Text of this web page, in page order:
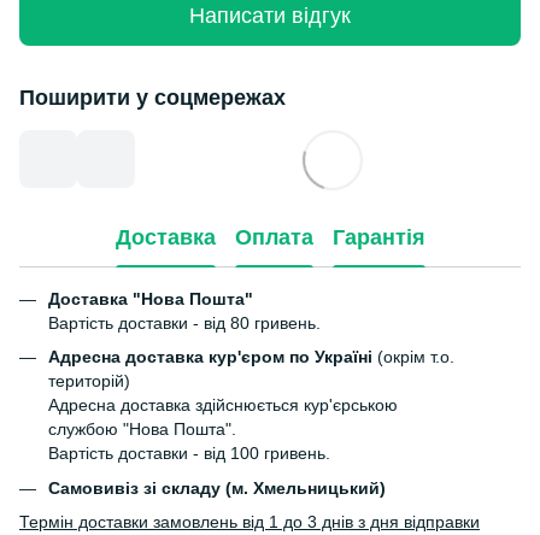
Написати відгук
Поширити у соцмережах
Доставка Оплата Гарантія
Доставка "Нова Пошта"
Вартість доставки - від 80 гривень.
Адресна доставка кур'єром по Україні (окрім т.о.
територій)
Адресна доставка здійснюється кур'єрською
службою "Нова Пошта".
Вартість доставки - від 100 гривень.
Самовивіз зі складу (м. Хмельницький)
Термін доставки замовлень від 1 до 3 днів з дня відправки